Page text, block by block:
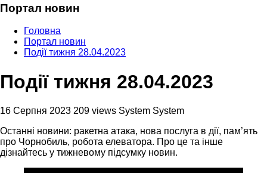
Портал новин
Головна
Портал новин
Події тижня 28.04.2023
Події тижня 28.04.2023
16 Серпня 2023 209 views System System
Останні новини: ракетна атака, нова послуга в дії, пам’ять
про Чорнобиль, робота елеватора. Про це та інше
дізнайтесь у тижневому підсумку новин.